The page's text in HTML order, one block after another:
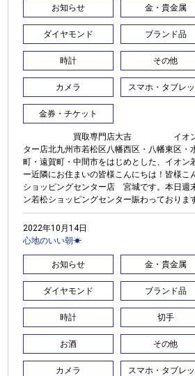
お知らせ 金・貴金属
ダイヤモンド ブランド品
時計 その他
カメラ スマホ・タブレッ
金券・チケット
買取専門店大吉 イオン若松
ター店北九州市若松区八幡西区・八幡東区・
町・遠賀町・中間市をはじめとした、イオン
ー近隣にお住まいの皆様こんにちは！皆様こ
ショッピングセンター店 宮城です。本日週
ン若松ショッピングセンター賑わっておりま
2022年10月14日
心地のいい朝☀
お知らせ 金・貴金属
ダイヤモンド ブランド品
時計 切手
お酒 その他
カメラ スマホ・タブレッ